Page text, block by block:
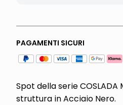
PAGAMENTI SICURI
Spot della serie COSLADA
struttura in Acciaio Nero.